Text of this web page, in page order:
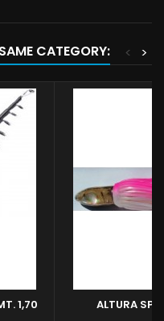
CATEGORY: >
<
1,70
ALTURA